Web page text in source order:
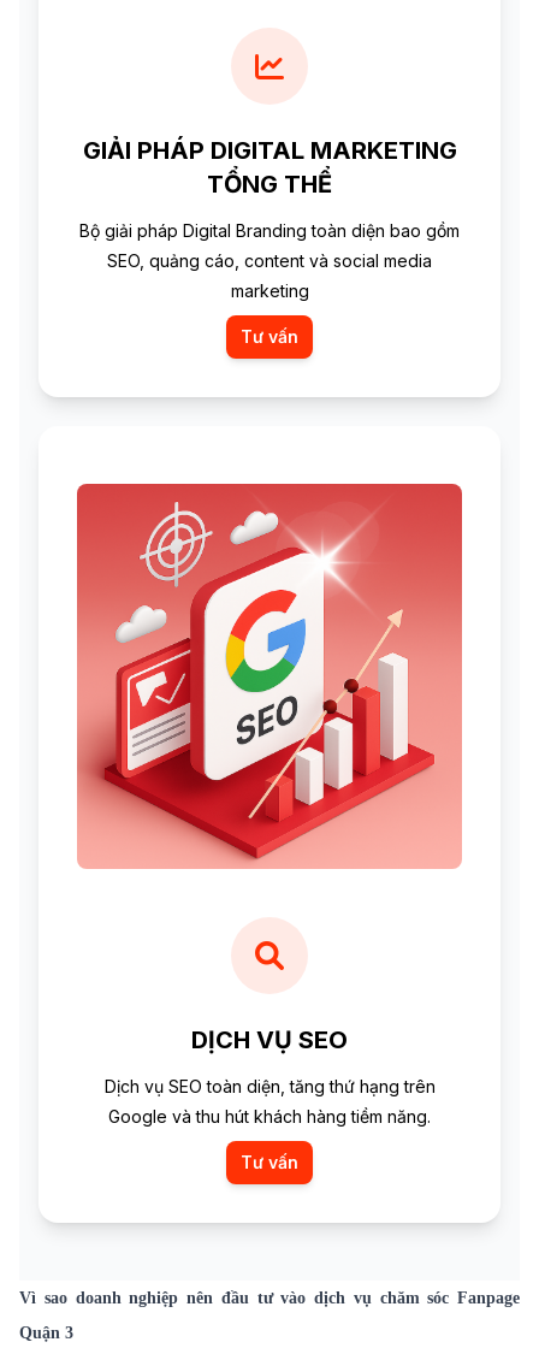
GIẢI PHÁP DIGITAL MARKETING
TỔNG THỂ
Bộ giải pháp Digital Branding toàn diện bao gồm
SEO, quảng cáo, content và social media
marketing
Tư vấn
DỊCH VỤ SEO
Dịch vụ SEO toàn diện, tăng thứ hạng trên
Google và thu hút khách hàng tiềm năng.
Tư vấn
Vì sao doanh nghiệp nên đầu tư vào dịch vụ chăm sóc Fanpage
Quận 3